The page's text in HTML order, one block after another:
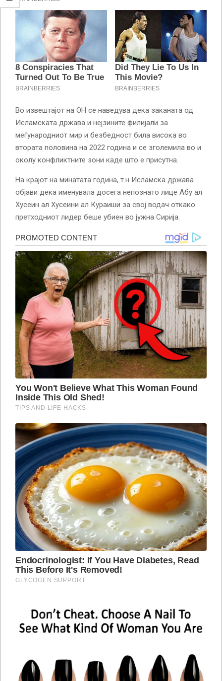
Во извештајот на ОН се наведува дека заканата од
Исламската држава и нејзините филијали за
меѓународниот мир и безбедност била висока во
втората половина на 2022 година и се зголемила во и
околу конфликтните зони каде што е присутна.
На крајот на минатата година, т.н Исламска држава
објави дека именувала досега непознато лице Абу ал
Хусеин ал Хусеини ал Кураиши за свој водач откако
претходниот лидер беше убиен во јужна Сирија.